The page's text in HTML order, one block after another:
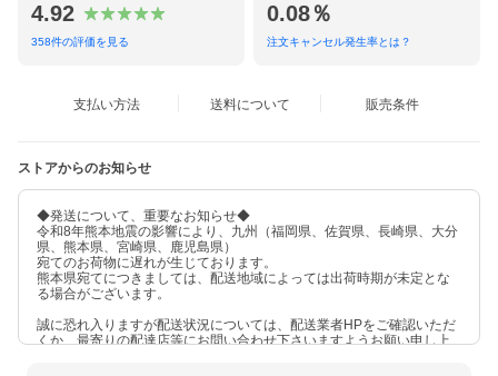
4.92
358件の評価を見る
0.08％
注文キャンセル発生率とは？
支払い方法 送料について 販売条件
ストアからのお知らせ
◆発送について、重要なお知らせ◆
令和8年熊本地震の影響により、九州（福岡県、佐賀県、長崎県、大分
県、熊本県、宮崎県、鹿児島県）
宛てのお荷物に遅れが生じております。
熊本県宛てにつきましては、配送地域によっては出荷時期が未定とな
る場合がございます。
誠に恐れ入りますが配送状況については、配送業者HPをご確認いただ
くか、最寄りの配達店等にお問い合わせ下さいますようお願い申し上